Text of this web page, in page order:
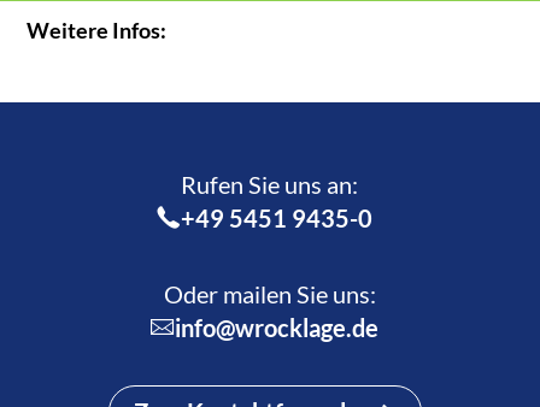
Weitere Infos:
Rufen Sie uns an:­
+49 5451 9435-0
Oder mailen Sie uns:
info@wrocklage.de